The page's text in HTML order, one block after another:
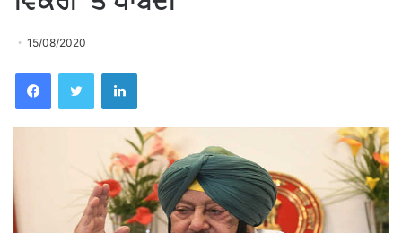
15/08/2020